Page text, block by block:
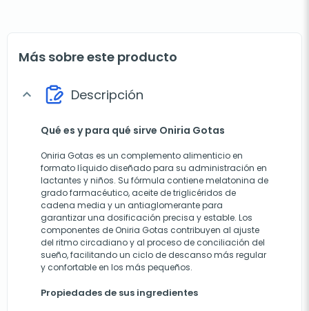
Más sobre este producto
expand_more Descripción
Qué es y para qué sirve Oniria Gotas
Oniria Gotas es un complemento alimenticio en
formato líquido diseñado para su administración en
lactantes y niños. Su fórmula contiene melatonina de
grado farmacéutico, aceite de triglicéridos de
cadena media y un antiaglomerante para
garantizar una dosificación precisa y estable. Los
componentes de Oniria Gotas contribuyen al ajuste
del ritmo circadiano y al proceso de conciliación del
sueño, facilitando un ciclo de descanso más regular
y confortable en los más pequeños.
Propiedades de sus ingredientes